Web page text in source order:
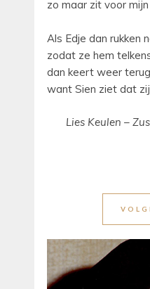
zo maar zit voor mijn
Als Edje dan rukken
zodat ze hem
dan keert weer
want Sien ziet dat
Lies Keulen –